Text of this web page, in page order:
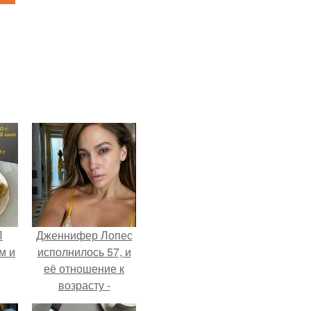
и
Дженнифер Лопес
исполнилось 57, и
её отношение к
возрасту -
настоящий